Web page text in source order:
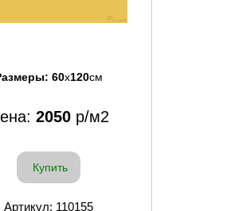
60x120см
2050 р/м2
Купить
Артикул: 110155